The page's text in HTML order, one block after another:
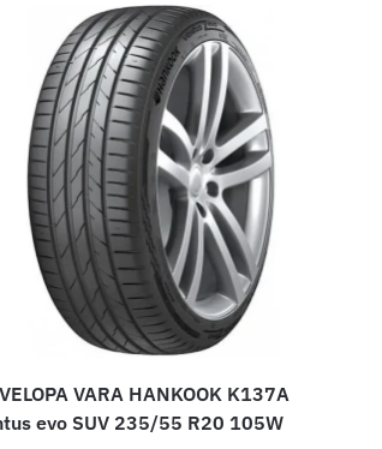
VARA HANKOOK K137A
evo SUV 235/55 R20 105W